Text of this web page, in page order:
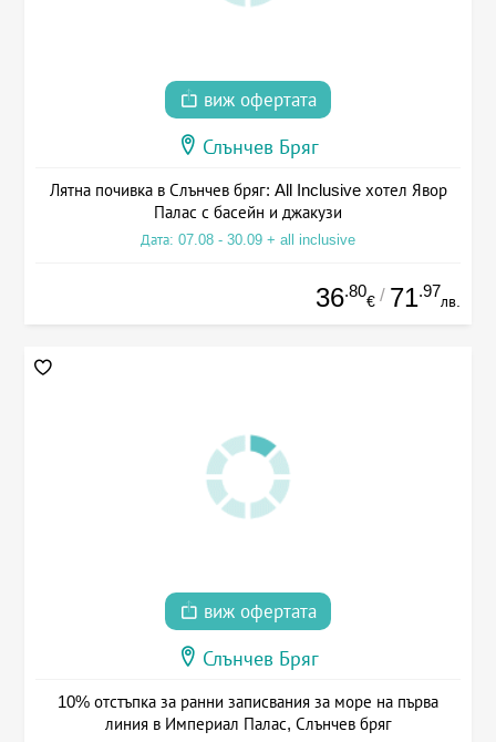
виж офертата
Слънчев Бряг
Лятна почивка в Слънчев бряг: All Inclusive хотел Явор
Палас с басейн и джакузи
Дата: 07.08 - 30.09 + all inclusive
36.80
€ / 71.97
лв.
виж офертата
Слънчев Бряг
10% отстъпка за ранни записвания за море на първа
линия в Империал Палас, Слънчев бряг